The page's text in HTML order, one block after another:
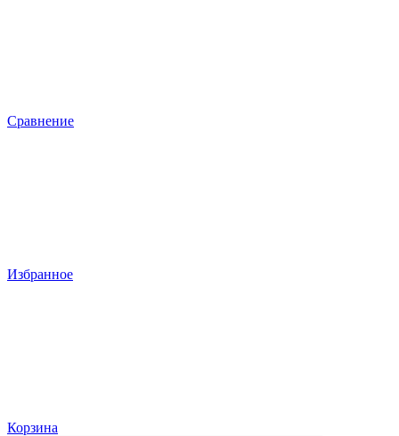
Сравнение
Избранное
Корзина